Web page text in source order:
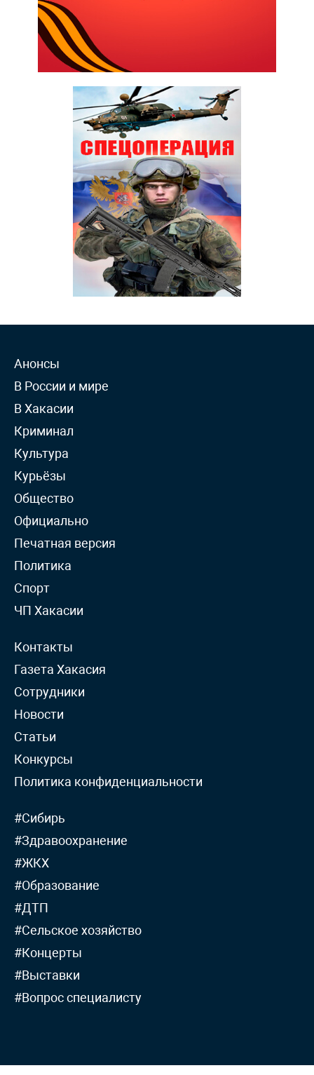
Анонсы
В России и мире
В Хакасии
Криминал
Культура
Курьёзы
Общество
Официально
Печатная версия
Политика
Спорт
ЧП Хакасии
Контакты
Газета Хакасия
Сотрудники
Новости
Статьи
Конкурсы
Политика конфиденциальности
#Сибирь
#Здравоохранение
#ЖКХ
#Образование
#ДТП
#Сельское хозяйство
#Концерты
#Выставки
#Вопрос специалисту